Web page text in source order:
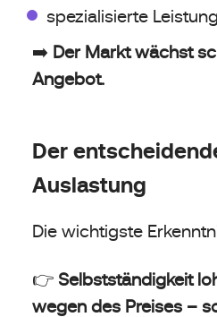
spezialisierte
➡️ Der Markt wächst
Angebot.
Der
Auslastung
Die wichtigste
👉 Selbstständigkeit
wegen des Preises –